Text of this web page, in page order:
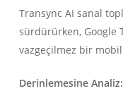
Transync AI sanal
sürdürürken, Google
vazgeçilmez bir
Derinlemesine Analiz: